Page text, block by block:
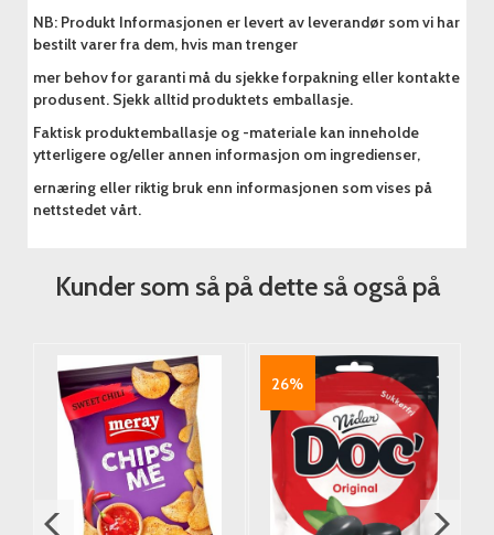
NB: Produkt Informasjonen er levert av leverandør som vi har
bestilt varer fra dem, hvis man trenger
mer behov for garanti må du sjekke forpakning eller kontakte
produsent. Sjekk alltid produktets emballasje.
Faktisk produktemballasje og -materiale kan inneholde
ytterligere og/eller annen informasjon om ingredienser,
ernæring eller riktig bruk enn informasjonen som vises på
nettstedet vårt.
Kunder som så på dette så også på
26%